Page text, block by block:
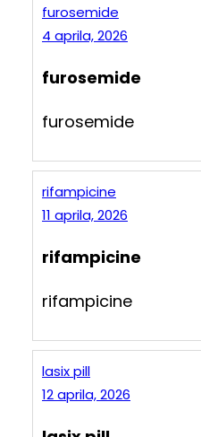
furosemide
4 aprila, 2026
furosemide
furosemide
rifampicine
11 aprila, 2026
rifampicine
rifampicine
lasix pill
12 aprila, 2026